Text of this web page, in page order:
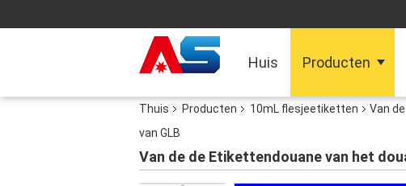
Huis Producten
Thuis Producten 10mL flesjeetiketten
Van
van GLB
Van de de Etikettendouane van het